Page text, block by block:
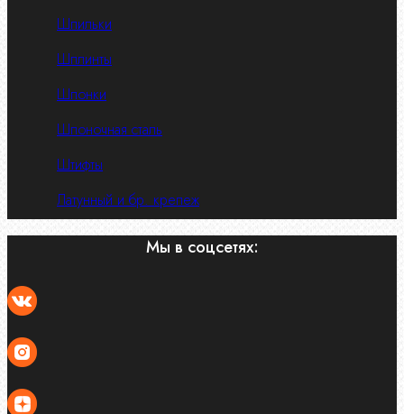
Шпильки
Шплинты
Шпонки
Шпоночная сталь
Штифты
Латунный и бр. крепеж
Мы в соцсетях: